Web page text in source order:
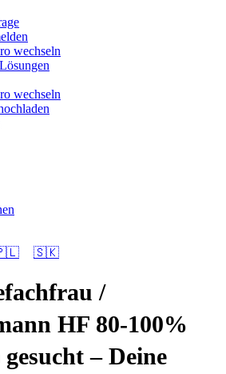
wechseln
wechseln
🇸🇰
/
HF 80-100%
– Deine